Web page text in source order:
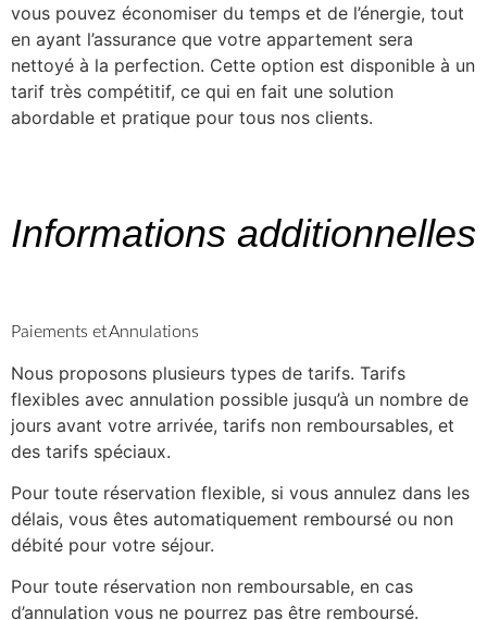
vous pouvez économiser du temps et de l’énergie, tout
en ayant l’assurance que votre appartement sera
nettoyé à la perfection. Cette option est disponible à un
tarif très compétitif, ce qui en fait une solution
abordable et pratique pour tous nos clients.
Informations additionnelles
Paiements et Annulations
Nous proposons plusieurs types de tarifs. Tarifs
flexibles avec annulation possible jusqu’à un nombre de
jours avant votre arrivée, tarifs non remboursables, et
des tarifs spéciaux.
Pour toute réservation flexible, si vous annulez dans les
délais, vous êtes automatiquement remboursé ou non
débité pour votre séjour.
Pour toute réservation non remboursable, en cas
d’annulation vous ne pourrez pas être remboursé.